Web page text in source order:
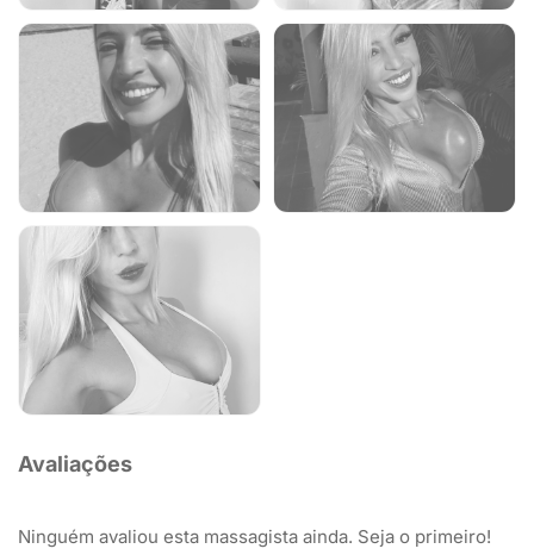
Avaliações
Ninguém avaliou esta massagista ainda. Seja o primeiro!